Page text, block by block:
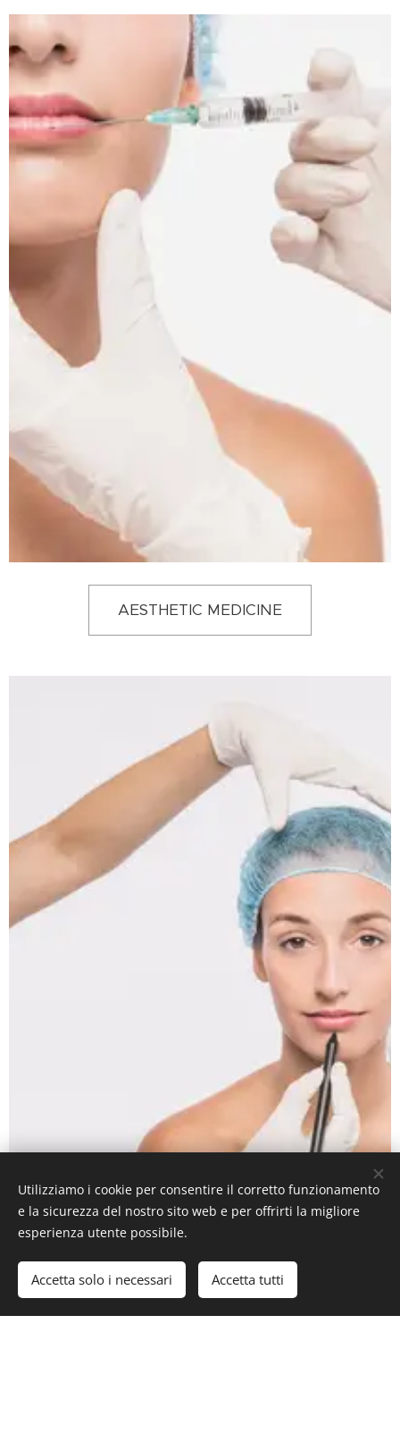
AESTHETIC MEDICINE
PLASTIC AND RECONSTRUCTIVE
SURGERY
Utilizziamo i cookie per consentire il corretto funzionamento
e la sicurezza del nostro sito web e per offrirti la migliore
esperienza utente possibile.
Accetta solo i necessari Accetta tutti